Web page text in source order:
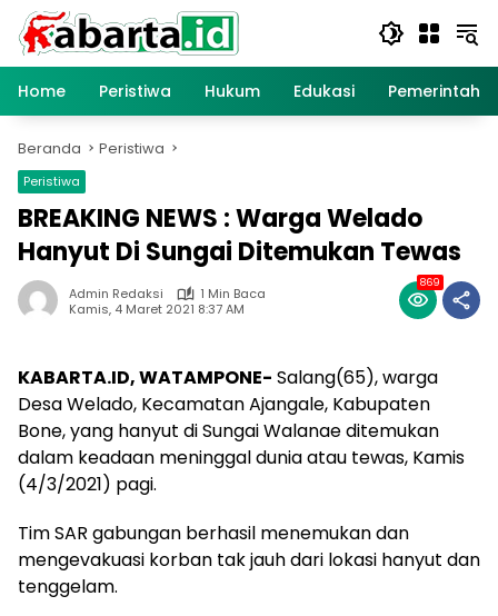
Langsung
konten
Home
Peristiwa Hukum Edukasi
Beranda Peristiwa
Peristiwa
BREAKING NEWS : Warga Welado
Hanyut Di Sungai Ditemukan Tewas
Admin Redaksi
1 Min Baca
Kamis, 4 Maret 2021 8:37 AM
869
KABARTA.ID, WATAMPONE- Salang(65), warga
Desa Welado, Kecamatan Ajangale, Kabupaten
Bone, yang hanyut di Sungai Walanae ditemukan
dalam keadaan meninggal dunia atau tewas, Kamis
(4/3/2021) pagi.
Tim SAR gabungan berhasil menemukan dan
mengevakuasi korban tak jauh dari lokasi hanyut dan
tenggelam.